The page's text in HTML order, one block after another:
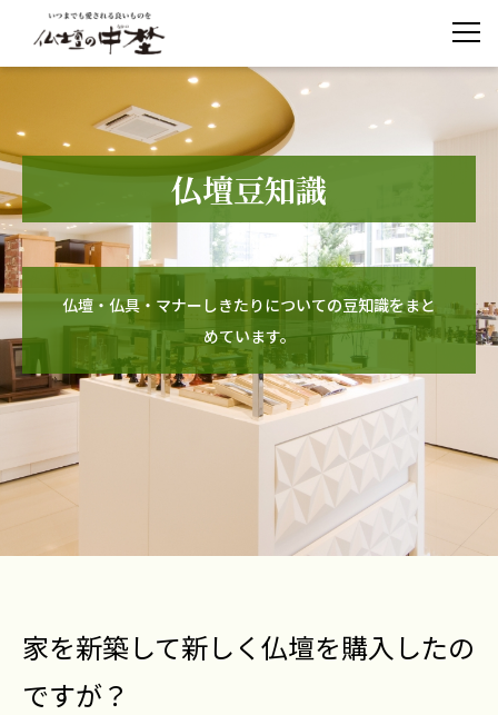
仏壇豆知識
仏壇・仏具・マナーしきたりについての豆知識をまと
めています。
家を新築して新しく仏壇を購入したの
ですが？